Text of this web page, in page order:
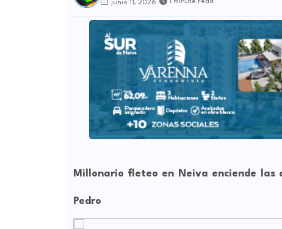
junio 11, 2026 1 minute read
Millonario fleteo en Neiva enciende las
Pedro